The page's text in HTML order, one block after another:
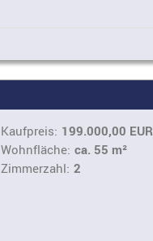
Kaufpreis: 199.000,00 EUR
Wohnfläche: ca. 55 m²
Zimmerzahl: 2